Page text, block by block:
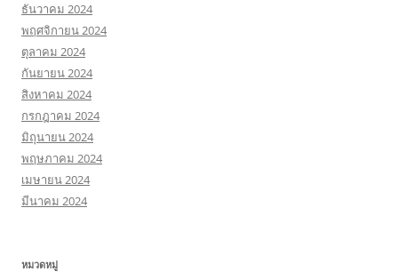
ธันวาคม 2024
พฤศจิกายน 2024
ตุลาคม 2024
กันยายน 2024
สิงหาคม 2024
กรกฎาคม 2024
มิถุนายน 2024
พฤษภาคม 2024
เมษายน 2024
มีนาคม 2024
หมวดหมู่